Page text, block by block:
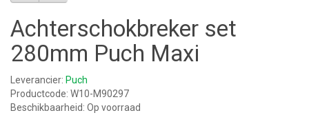
Achterschokbreker set
280mm Puch Maxi
Leverancier: Puch
Productcode: W10-M90297
Beschikbaarheid: Op voorraad